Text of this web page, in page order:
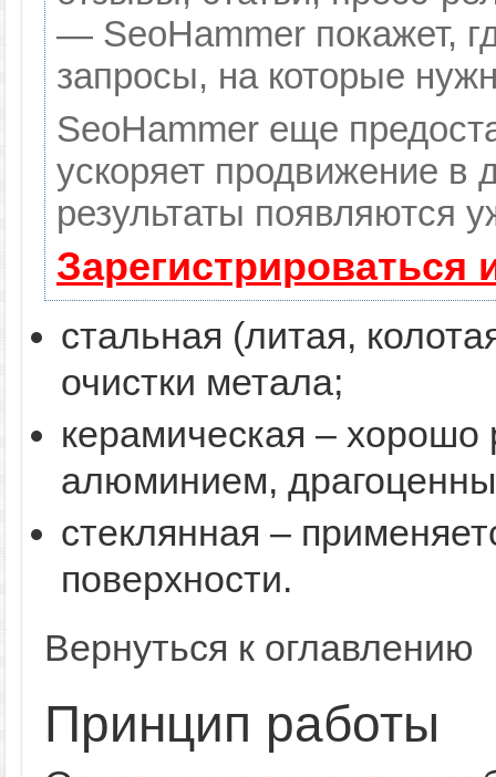
— SeoHammer покажет,
запросы, на которые
SeoHammer еще
ускоряет продвижение в
результаты появляются
стальная (литая,
очистки метала;
керамическая – хорошо
алюминием,
стеклянная –
поверхности.
Вернуться к оглавлению
Принцип работы